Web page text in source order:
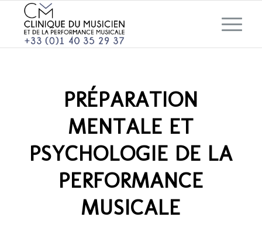
PRÉPARATION
MENTALE ET
PSYCHOLOGIE DE LA
PERFORMANCE
MUSICALE